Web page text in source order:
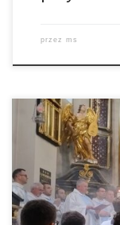
przez ms
11 października br.
intencji powołań
rozpoczęło się o
świadectwo
adoracją